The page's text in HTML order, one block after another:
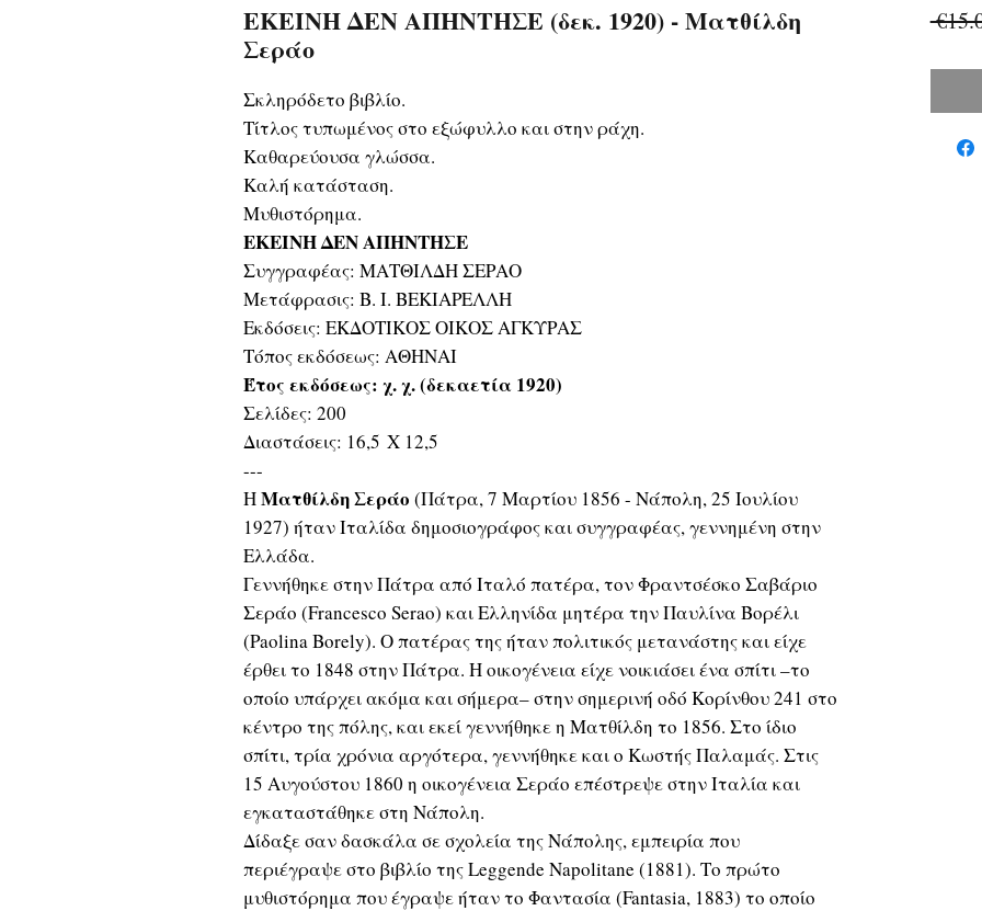
ΕΚΕΙΝΗ ΔΕΝ ΑΠΗΝΤΗΣΕ (δεκ. 1920) - Ματθίλδη
Σεράο
Σκληρόδετο βιβλίο.
Τίτλος τυπωμένος στο εξώφυλλο και στην ράχη.
Καθαρεύουσα γλώσσα.
Καλή κατάσταση.
Μυθιστόρημα.
ΕΚΕΙΝΗ ΔΕΝ ΑΠΗΝΤΗΣΕ
Συγγραφέας: ΜΑΤΘΙΛΔΗ ΣΕΡΑΟ
Μετάφρασις: Β. Ι. ΒΕΚΙΑΡΕΛΛΗ
Εκδόσεις: ΕΚΔΟΤΙΚΟΣ ΟΙΚΟΣ ΑΓΚΥΡΑΣ
Τόπος εκδόσεως: ΑΘΗΝΑΙ
Έτος εκδόσεως: χ. χ. (δεκαετία 1920)
Σελίδες: 200
Διαστάσεις: 16,5 Χ 12,5
---
ΗΜατθίλδη Σεράο (Πάτρα, 7 Μαρτίου 1856 - Νάπολη, 25 Ιουλίου
1927) ήταν Ιταλίδα δημοσιογράφος και συγγραφέας, γεννημένη στην
Ελλάδα.
Γεννήθηκε στην Πάτρα από Ιταλό πατέρα, τον Φραντσέσκο Σαβάριο
Σεράο (Francesco Serao) και Ελληνίδα μητέρα την Παυλίνα Βορέλι
(Paolina Borely). Ο πατέρας της ήταν πολιτικός μετανάστης και είχε
έρθει το 1848 στην Πάτρα. Η οικογένεια είχε νοικιάσει ένα σπίτι –το
οποίο υπάρχει ακόμα και σήμερα– στην σημερινή οδό Κορίνθου 241 στο
κέντρο της πόλης, και εκεί γεννήθηκε η Ματθίλδη το 1856. Στο ίδιο
σπίτι, τρία χρόνια αργότερα, γεννήθηκε και ο Κωστής Παλαμάς. Στις
15 Αυγούστου 1860 η οικογένεια Σεράο επέστρεψε στην Ιταλία και
εγκαταστάθηκε στη Νάπολη.
Δίδαξε σαν δασκάλα σε σχολεία της Νάπολης, εμπειρία που
περιέγραψε στο βιβλίο της Leggende Napolitane (1881). Το πρώτο
μυθιστόρημα που έγραψε ήταν το Φαντασία (Fantasia, 1883) το οποίο